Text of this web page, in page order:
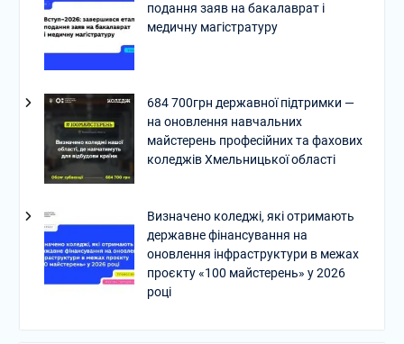
подання заяв на бакалаврат і
медичну магістратуру
684 700грн державної підтримки —
на оновлення навчальних
майстерень професійних та фахових
коледжів Хмельницької області
Визначено коледжі, які отримають
державне фінансування на
оновлення інфраструктури в межах
проєкту «100 майстерень» у 2026
році